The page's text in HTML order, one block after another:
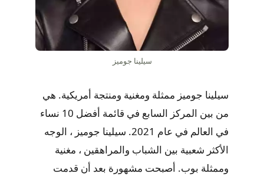
سيلينا جوميز
سيلينا جوميز ممثلة ومغنية ومنتجة أمريكية. هي
من بين المركز السابع في قائمة أفضل 10 نساء
في العالم في عام 2021. سيلينا جوميز ، الوجه
الأكثر شعبية بين الشباب والمراهقين ، مغنية
وممثلة بوب. أصبحت مشهورة بعد أن قدمت